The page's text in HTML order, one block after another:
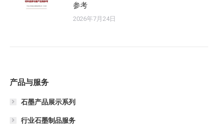
参考
2026年7月24日
产品与服务
石墨产品展示系列
行业石墨制品服务